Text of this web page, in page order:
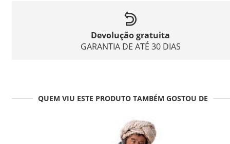
Devolução gratuita
GARANTIA DE ATÉ 30 DIAS
QUEM VIU ESTE PRODUTO TAMBÉM GOSTOU DE